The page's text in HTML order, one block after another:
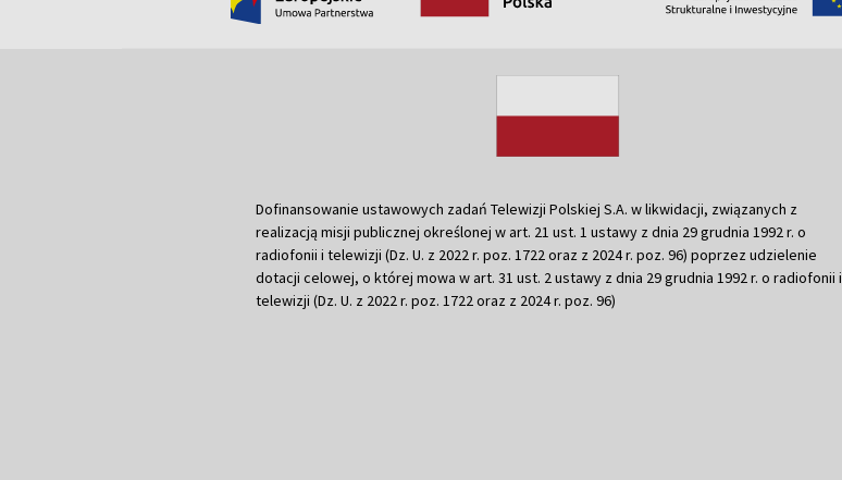
Dofinansowanie ustawowych zadań Telewizji Polskiej S.A. w likwidacji, związanych z
realizacją misji publicznej określonej w art. 21 ust. 1 ustawy z dnia 29 grudnia 1992 r. o
radiofonii i telewizji (Dz. U. z 2022 r. poz. 1722 oraz z 2024 r. poz. 96) poprzez udzielenie
dotacji celowej, o której mowa w art. 31 ust. 2 ustawy z dnia 29 grudnia 1992 r. o radiofonii i
telewizji (Dz. U. z 2022 r. poz. 1722 oraz z 2024 r. poz. 96)